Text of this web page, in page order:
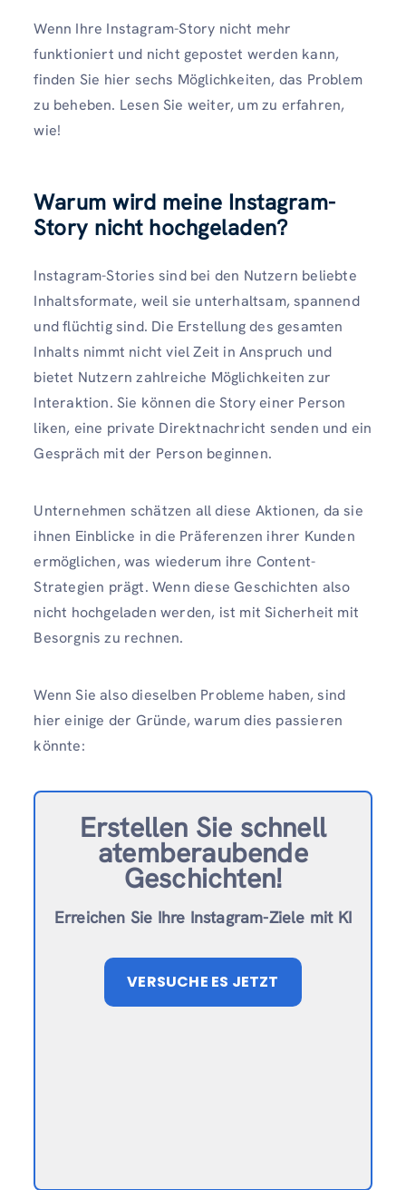
Wenn Ihre Instagram-Story nicht mehr
funktioniert und nicht gepostet werden kann,
finden Sie hier sechs Möglichkeiten, das Problem
zu beheben. Lesen Sie weiter, um zu erfahren,
wie!
Warum wird meine Instagram-
Story nicht hochgeladen?
Instagram-Stories sind bei den Nutzern beliebte
Inhaltsformate, weil sie unterhaltsam, spannend
und flüchtig sind. Die Erstellung des gesamten
Inhalts nimmt nicht viel Zeit in Anspruch und
bietet Nutzern zahlreiche Möglichkeiten zur
Interaktion. Sie können die Story einer Person
liken, eine private Direktnachricht senden und ein
Gespräch mit der Person beginnen.
Unternehmen schätzen all diese Aktionen, da sie
ihnen Einblicke in die Präferenzen ihrer Kunden
ermöglichen, was wiederum ihre Content-
Strategien prägt. Wenn diese Geschichten also
nicht hochgeladen werden, ist mit Sicherheit mit
Besorgnis zu rechnen.
Wenn Sie also dieselben Probleme haben, sind
hier einige der Gründe, warum dies passieren
könnte:
Erstellen Sie schnell
atemberaubende
Geschichten!
Erreichen Sie Ihre Instagram-Ziele mit KI
VERSUCHE ES JETZT